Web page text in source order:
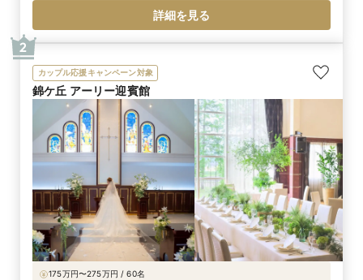
話や空気感を大切にしたパーティを希望されていま
した。 会場見学と打ち合わせを重ねる中で、「ここ
詳細を見る
カップル応援キャンペーン対象
錦ケ丘 アーリー迎賓館
175万円〜275万円 / 60名
2